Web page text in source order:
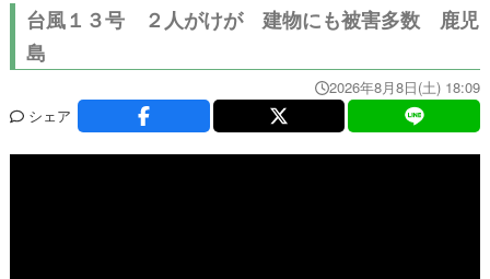
台風１３号 ２人がけが 建物にも被害多数 鹿児
島
2026年8月8日(土) 18:09
シェア